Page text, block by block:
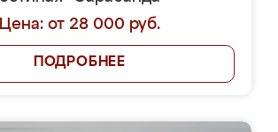
Цена: от 28 000 руб.
ПОДРОБНЕЕ